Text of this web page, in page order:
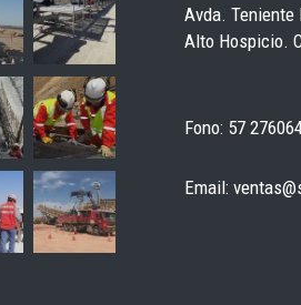
Avda. Teniente
Alto Hospicio.
Fono: 57
Email: